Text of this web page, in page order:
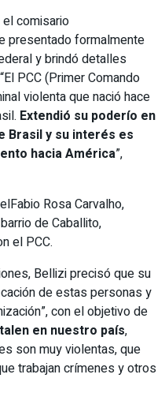
comisario
presentado formalmente
y brindó detalles
PCC (Primer Comando
violenta que nació hace
Extendió su poderío en
Brasil y su interés es
hacia América”,
Fabio Rosa Carvalho,
de Caballito,
el PCC.
Bellizi precisó que su
de estas personas y
con el objetivo de
en nuestro país,
son muy violentas, que
trabajan crímenes y otros